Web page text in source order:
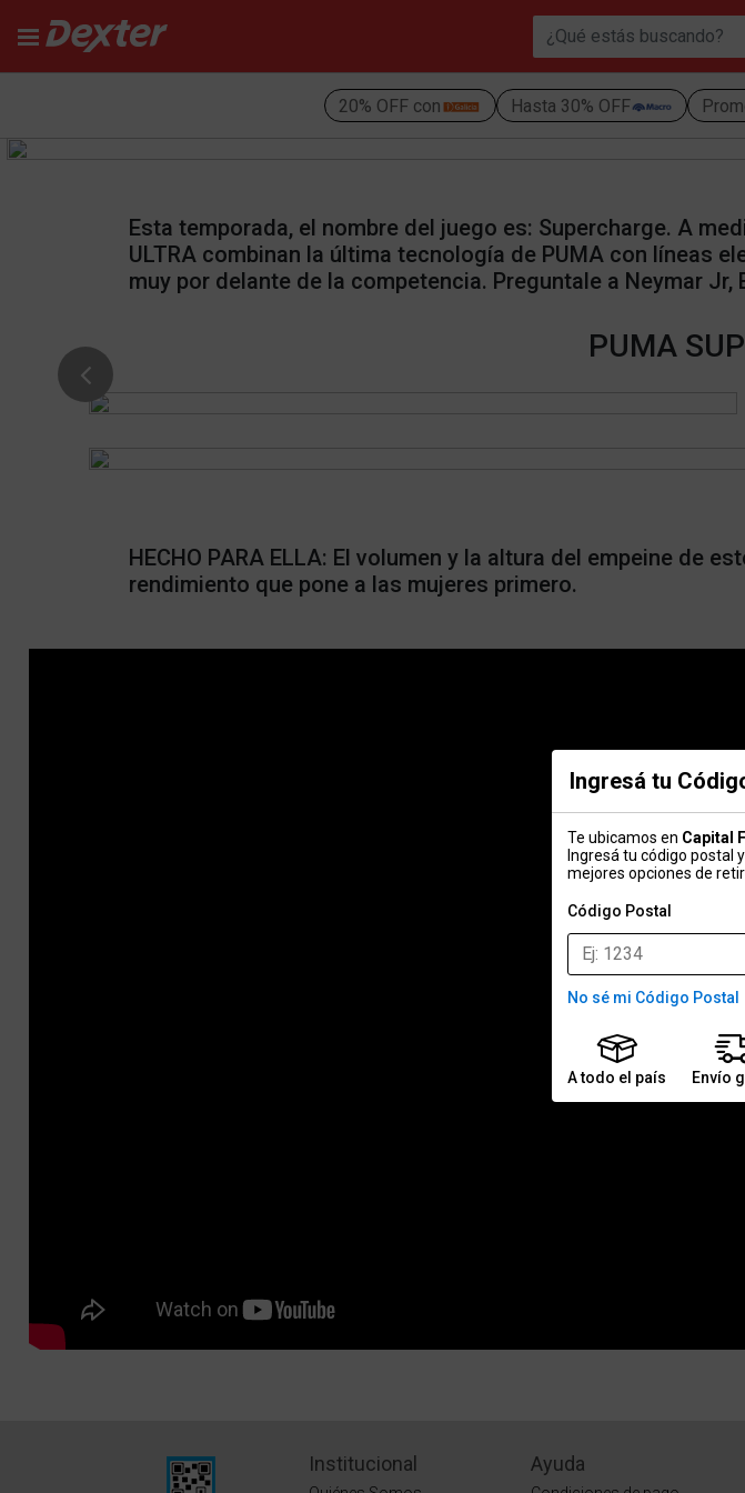
20% OFF con Hasta 30% OFF
Ingresá tu
Te ubicamos en Capital
Ingresá tu código postal
mejores opciones de
Código Postal
No sé mi Código Postal
A todo el país Envío
Esta temporada, el nombre del juego es: Supercharge. A
ULTRA combinan la última tecnología de PUMA con líneas
muy por delante de la competencia. Preguntale a Neymar
PUMA
Previous
HECHO PARA ELLA: El volumen y la altura del empeine de
rendimiento que pone a las mujeres primero.
Institucional Ayuda